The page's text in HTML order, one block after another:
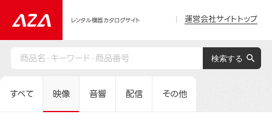
レンタル機器カタログサイト 運営会社サイトトップ
すべて 映像 音響 配信 その他